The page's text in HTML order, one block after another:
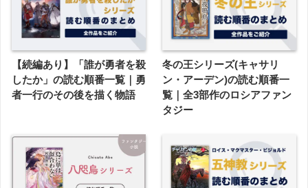
【続編あり】「誰が勇者を殺
したか」の読む順番一覧｜勇
者一行のその後を描く物語
冬の王シリーズ(キャサリ
ン・アーデン)の読む順番一
覧｜全3部作のロシアファン
タジー